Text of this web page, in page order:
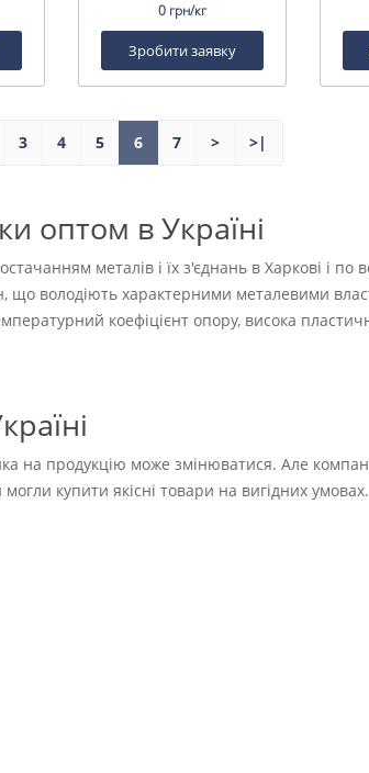
0 грн/кг
Зробити заявку
3 4 5 6 7 > >|
оптом в Україні
металів і їх з'єднань в Харкові і по
що володіють характерними металевими
коефіцієнт опору, висока
на продукцію може змінюватися. Але
купити якісні товари на вигідних умовах.